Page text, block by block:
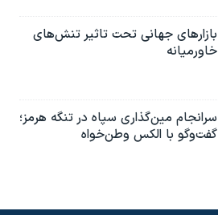
بازارهای جهانی تحت تاثیر تنش‌های
خاورمیانه
سرانجام مین‌گذاری‌ سپاه در تنگه هرمز؛
گفت‌وگو با الکس وطن‌خواه